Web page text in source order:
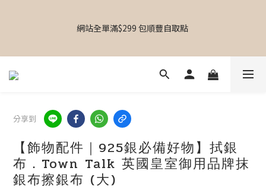
｜啟德Airside｜MOKO新世紀｜銅鑼灣東角Laforet｜葵芳葵涌廣
網站全單滿$299 包順豐自取點
【  設計師飾物｜香港飾物店｜專屬禮物｜個人化送禮｜日韓飾物
｜啟德Airside｜MOKO新世紀｜銅鑼灣東角Laforet｜葵芳葵涌廣
場】
分享到
【飾物配件｜925銀必備好物】拭銀
布．Town Talk 英國皇室御用品牌抹
銀布擦銀布 (大)